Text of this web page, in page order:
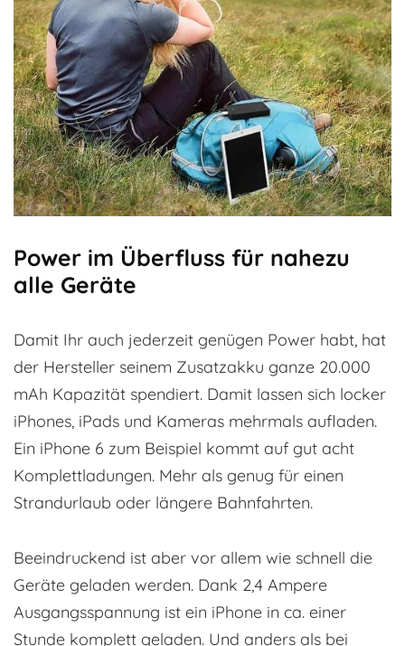
Power im Überfluss für nahezu
alle Geräte
Damit Ihr auch jederzeit genügen Power habt, hat
der Hersteller seinem Zusatzakku ganze 20.000
mAh Kapazität spendiert. Damit lassen sich locker
iPhones, iPads und Kameras mehrmals aufladen.
Ein iPhone 6 zum Beispiel kommt auf gut acht
Komplettladungen. Mehr als genug für einen
Strandurlaub oder längere Bahnfahrten.
Beeindruckend ist aber vor allem wie schnell die
Geräte geladen werden. Dank 2,4 Ampere
Ausgangsspannung ist ein iPhone in ca. einer
Stunde komplett geladen. Und anders als bei